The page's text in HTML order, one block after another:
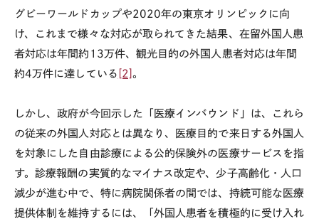
グビーワールドカップや2020年の東京オリンピックに向
け、これまで様々な対応が取られてきた結果、在留外国人患
者対応は年間約 13万件、観光目的の外国人患者対応は年間
約4万件に達している [2] 。
しかし、政府が今回示した「医療インバウンド」は、これら
の従来の外国人対応とは異なり、医療目的で来日する外国人
を対象にした自由診療による公的保険外の医療サービスを指
す。診療報酬の実質的なマイナス改定や、少子高齢化・人口
減少が進む中で、特に病院関係者の間では、持続可能な医療
提供体制を維持するには、「外国人患者を積極的に受け入れ